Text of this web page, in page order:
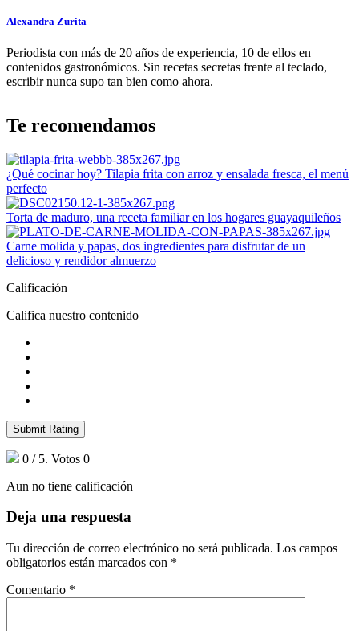
Alexandra Zurita
Periodista con más de 20 años de experiencia, 10 de ellos en
contenidos gastronómicos. Sin recetas secretas frente al teclado,
escribir nunca supo tan bien como ahora.
Te recomendamos
¿Qué cocinar hoy? Tilapia frita con arroz y ensalada fresca, el menú
perfecto
Torta de maduro, una receta familiar en los hogares guayaquileños
Carne molida y papas, dos ingredientes para disfrutar de un
delicioso y rendidor almuerzo
Calificación
Califica nuestro contenido
Submit Rating
0 / 5. Votos 0
Aun no tiene calificación
Deja una respuesta
Tu dirección de correo electrónico no será publicada. Los campos
obligatorios están marcados con *
Comentario *